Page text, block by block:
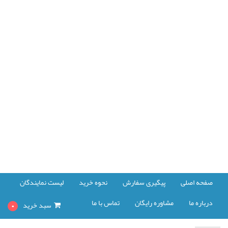
صفحه اصلی پیگیری سفارش نحوه خرید لیست نمایندگان
درباره ما مشاوره رایگان تماس با ما سبد خرید 0